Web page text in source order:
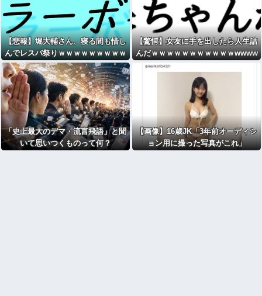
【悲報】堀大輔さん、寝る間も惜し
んでレスバ祭りｗｗｗｗｗｗｗｗｗ
ｗｗｗｗｗｗｗｗｗｗｗｗｗｗｗ
【驚愕】女友に手を出したら人生詰
んだｗｗｗｗｗｗｗｗｗｗｗwwww
「史上最大のデマ・流言飛語」と聞
いて思いつくものって何？
【画像】16歳JK「3年前オーディシ
ョン用に撮った写真がこれ」